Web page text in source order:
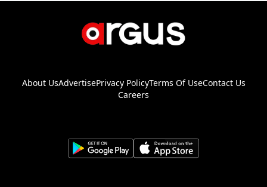
About UsAdvertisePrivacy PolicyTerms Of UseContact Us
Careers